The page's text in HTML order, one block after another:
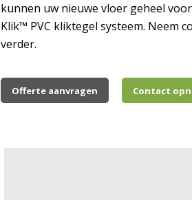
kunnen uw nieuwe vloer geheel
Klik™ PVC kliktegel systeem. Neem
verder.
Offerte aanvragen Contact